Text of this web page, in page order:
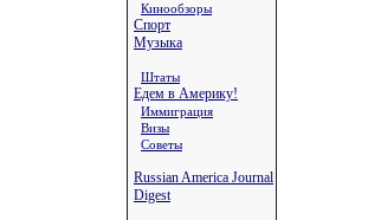
Кинообзоры
Спорт
Музыка
Штаты
Едем в Америку!
Иммиграция
Визы
Советы
Russian America Journal
Digest